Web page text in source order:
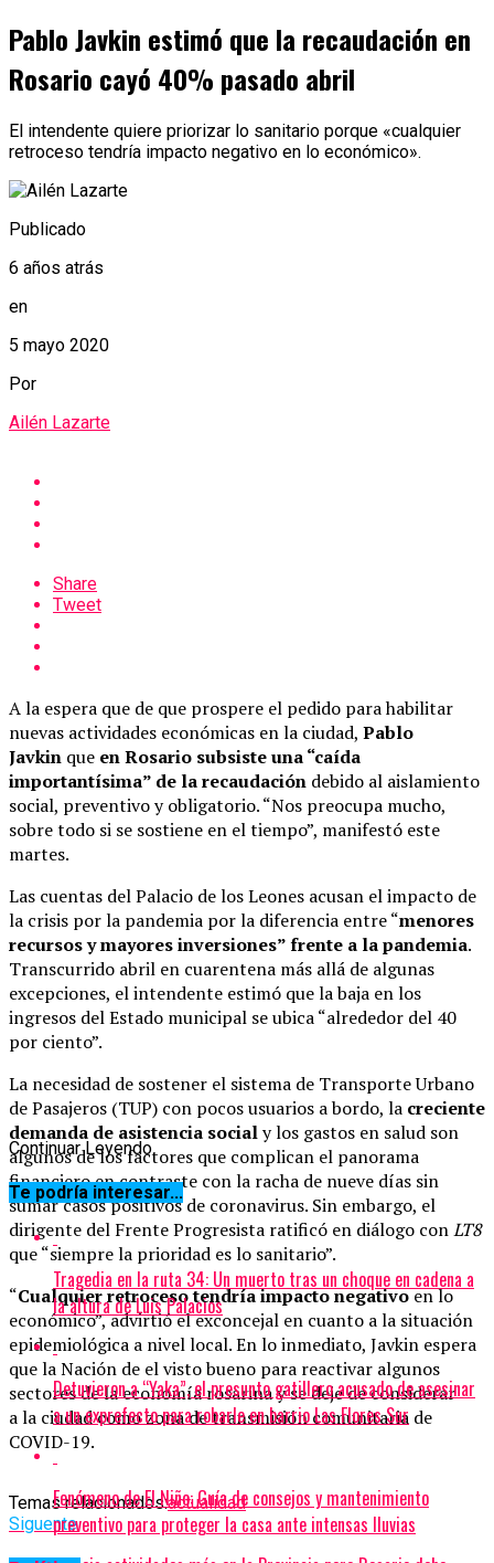
Pablo Javkin estimó que la recaudación en
Rosario cayó 40% pasado abril
El intendente quiere priorizar lo sanitario porque «cualquier
retroceso tendría impacto negativo en lo económico».
Publicado
6 años atrás
en
5 mayo 2020
Por
Ailén Lazarte
Share
Tweet
A la espera que de que prospere el pedido para habilitar
nuevas actividades económicas en la ciudad, Pablo
Javkin que en Rosario subsiste una “caída
importantísima” de la recaudación debido al aislamiento
social, preventivo y obligatorio. “Nos preocupa mucho,
sobre todo si se sostiene en el tiempo”, manifestó este
martes.
Las cuentas del Palacio de los Leones acusan el impacto de
la crisis por la pandemia por la diferencia entre “menores
recursos y mayores inversiones” frente a la pandemia.
Transcurrido abril en cuarentena más allá de algunas
excepciones, el intendente estimó que la baja en los
ingresos del Estado municipal se ubica “alrededor del 40
por ciento”.
La necesidad de sostener el sistema de Transporte Urbano
de Pasajeros (TUP) con pocos usuarios a bordo, la creciente
demanda de asistencia socialy los gastos en salud son
algunos de los factores que complican el panorama
financiero en contraste con la racha de nueve días sin
sumar casos positivos de coronavirus. Sin embargo, el
dirigente del Frente Progresista ratificó en diálogo conLT8
que “siempre la prioridad es lo sanitario”.
“Cualquier retroceso tendría impacto negativoen lo
económico”, advirtió el exconcejal en cuanto a la situación
epidemiológica a nivel local. En lo inmediato, Javkin espera
que la Nación de el visto bueno para reactivar algunos
sectores de la economía rosarina y se deje de considerar
a la ciudad como zona de transmisión comunitaria de
COVID-19.
Temas relacionados:actualidad
Siguente
Continuar Leyendo
Te podría interesar...
Tragedia en la ruta 34: Un muerto tras un choque en cadena a
la altura de Luis Palacios
Detuvieron a “Yaka”, el presunto gatillero acusado de asesinar
a un exprefecto para robarle en barrio Las Flores Sur
Fenómeno de El Niño: Guía de consejos y mantenimiento
preventivo para proteger la casa ante intensas lluvias